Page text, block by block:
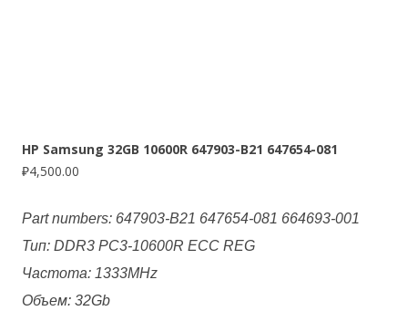
HP Samsung 32GB 10600R 647903-B21 647654-081
₽4,500.00
Part numbers: 647903-B21 647654-081 664693-001
Тип: DDR3 PC3-10600R ECC REG
Частота: 1333MHz
Объем: 32Gb